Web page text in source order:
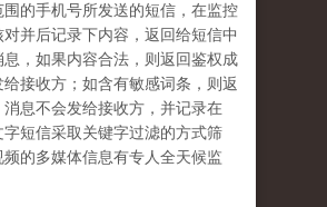
围的手机号所发送的短信，在监控
并后记录下内容，返回给短信中
，如果内容合法，则返回鉴权成
接收方；如含有敏感词条，则返
消息不会发给接收方，并记录在
短信采取关键字过滤的方式筛
的多媒体信息有专人全天候监